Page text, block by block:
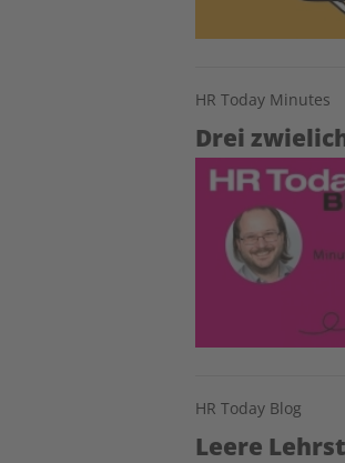
HR Today Minutes
Drei
Image
HR Today Blog
Leere